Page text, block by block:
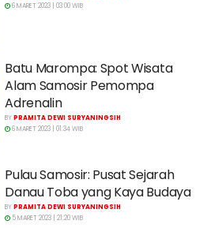
6 MARET 2023 | 03:00 WIB
Batu Marompa: Spot Wisata
Alam Samosir Pemompa
Adrenalin
BYPRAMITA DEWI SURYANINGSIH
6 MARET 2023 | 01:34 WIB
Pulau Samosir: Pusat Sejarah
Danau Toba yang Kaya Budaya
BYPRAMITA DEWI SURYANINGSIH
5 MARET 2023 | 21:20 WIB